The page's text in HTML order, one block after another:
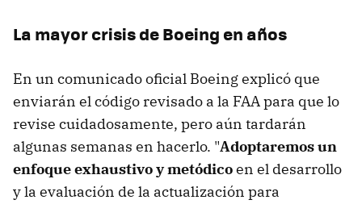
La mayor crisis de Boeing en años
En un comunicado oficial Boeing explicó que
enviarán el código revisado a la FAA para que lo
revise cuidadosamente, pero aún tardarán
algunas semanas en hacerlo. "Adoptaremos un
enfoque exhaustivo y metódicoen el desarrollo
y la evaluación de la actualización para